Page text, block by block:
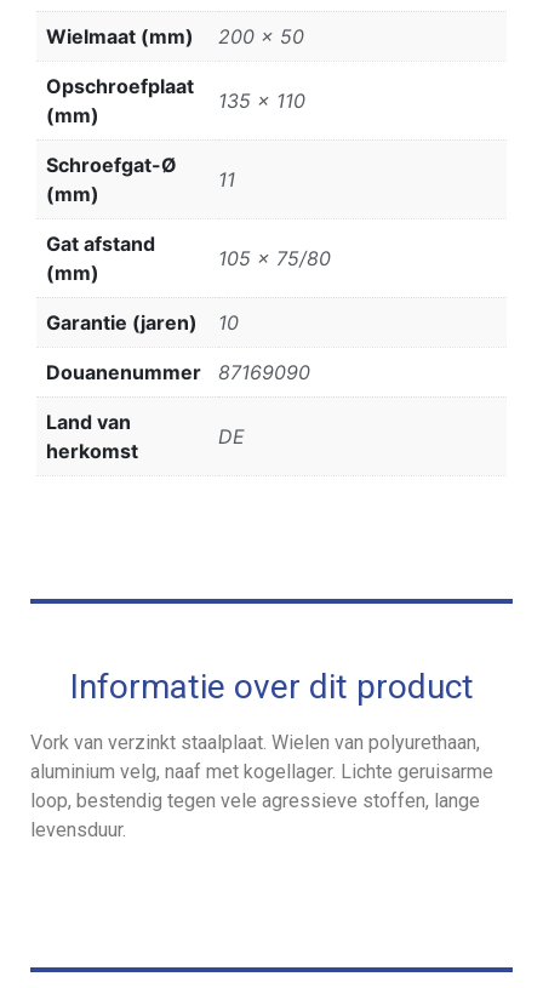
Wielmaat (mm) 200 x 50
Opschroefplaat
(mm)
135 x 110
Schroefgat-Ø
(mm)
11
Gat afstand
(mm)
105 x 75/80
Garantie (jaren) 10
Douanenummer 87169090
Land van
herkomst
DE
Informatie over dit product
Vork van verzinkt staalplaat. Wielen van polyurethaan,
aluminium velg, naaf met kogellager. Lichte geruisarme
loop, bestendig tegen vele agressieve stoffen, lange
levensduur.